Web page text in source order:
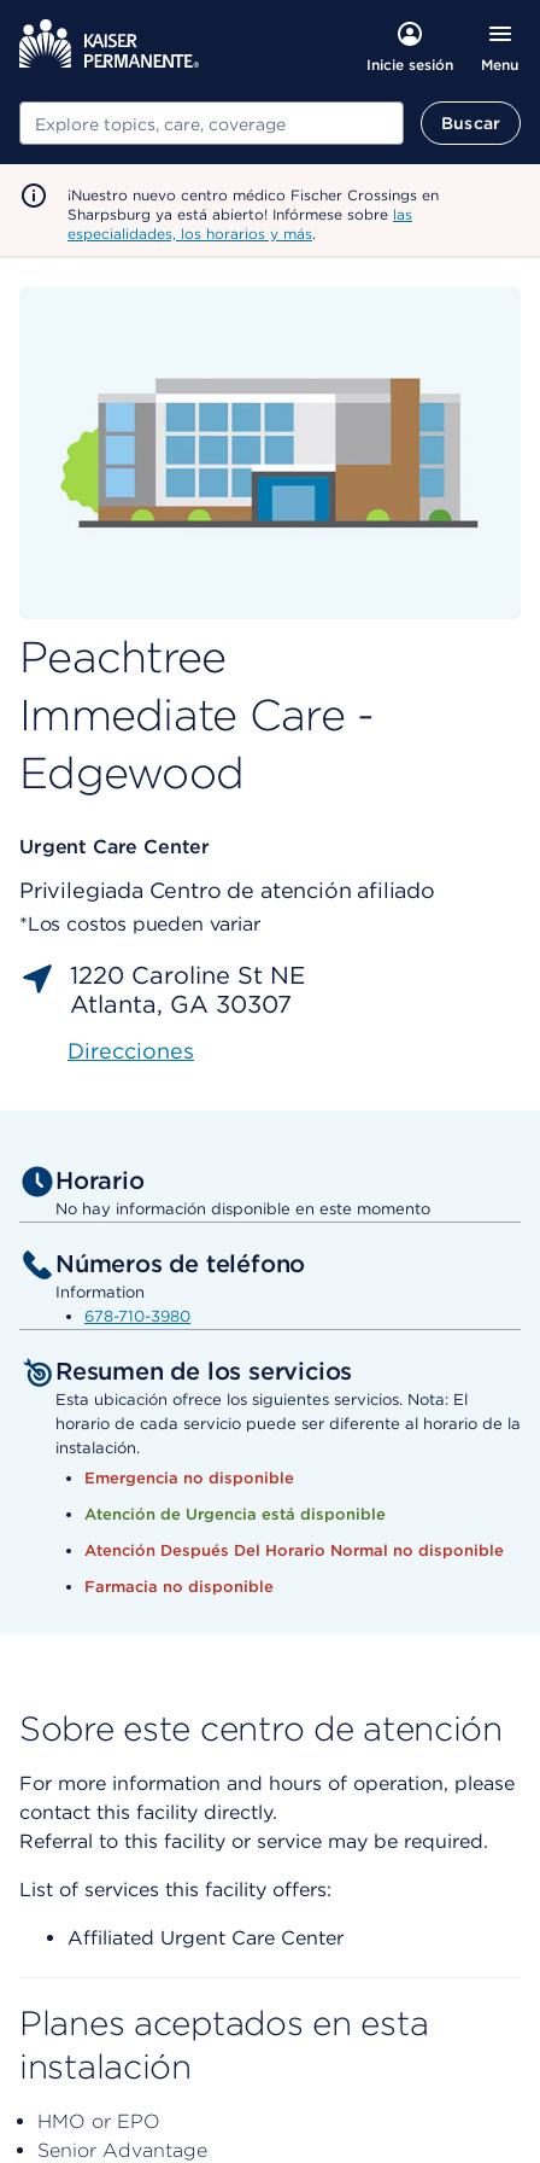
Inicie sesión Menu
Buscar Buscar
¡Nuestro nuevo centro médico Fischer Crossings en
Sharpsburg ya está abierto! Infórmese sobre las
especialidades, los horarios y más.
Peachtree
Immediate Care -
Edgewood
Urgent Care Center
Privilegiada Centro de atención afiliado
*Los costos pueden variar
1220 Caroline St NE
Atlanta, GA 30307
Direcciones
Horario
No hay información disponible en este momento
Números de teléfono
Information
678-710-3980
Resumen de los servicios
Esta ubicación ofrece los siguientes servicios. Nota: El
horario de cada servicio puede ser diferente al horario de la
instalación.
Emergencia no disponible
Atención de Urgencia está disponible
Atención Después Del Horario Normal no disponible
Farmacia no disponible
Sobre este centro de atención
For more information and hours of operation, please
contact this facility directly.
Referral to this facility or service may be required.
List of services this facility offers:
Affiliated Urgent Care Center
Planes aceptados en esta
instalación
HMO or EPO
Senior Advantage